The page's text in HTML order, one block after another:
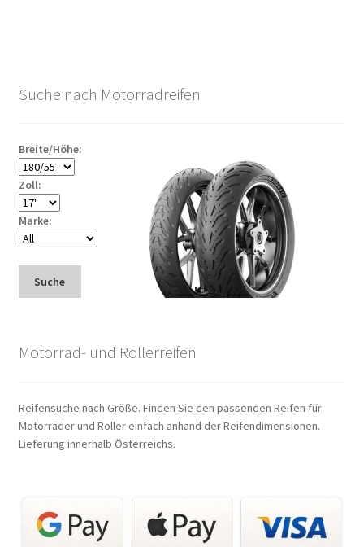
Suche nach Motorradreifen
Breite/Höhe:
Zoll:
Marke:
Suche
Motorrad- und Rollerreifen
Reifensuche nach Größe. Finden Sie den passenden Reifen für
Motorräder und Roller einfach anhand der Reifendimensionen.
Lieferung innerhalb Österreichs.